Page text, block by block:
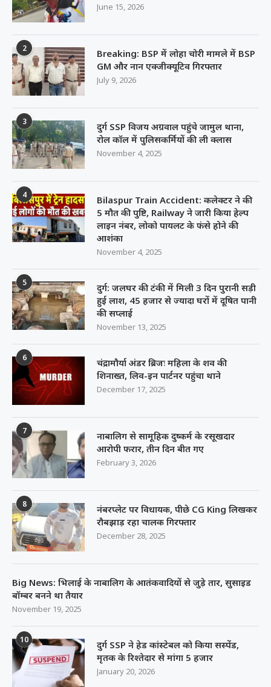
June 15, 2026
2
Breaking: BSP में लोहा चोरी मामले में BSP
GM और नान एक्जीक्यूटिव गिरफ्तार
July 9, 2026
3
दुर्ग SSP विजय अग्रवाल पहुंचे जामुल थाना,
रोल कॉल में पुलिसकर्मियों की ली क्लास
November 4, 2025
4
Bilaspur Train Accident: कलेक्टर ने की
5 मौत की पुष्टि, Railway ने जारी किया हेल्प
लाइन नंबर, लोको पायलट के फंसे होने की
आशंका
November 4, 2025
5
दुर्ग: जलघर की टंकी में मिली 3 दिन पुरानी सड़ी
हुई लाश, 45 हजार से ज्यादा घरों में दूषित पानी
की सप्लाई
November 13, 2025
6
चंद्रामौर्या अंडर ब्रिजः महिला के शव की
शिनाख्त, लिव-इन पार्टनर पहुंचा थाने
December 17, 2025
7
नाबालिग से सामूहिक दुष्कर्म के रसूखदार
आरोपी फरार, तीन दिन बीत गए
February 3, 2026
8
नंबरप्लेट पर विधायक, पीछे CG King लिखकर
रौबझाड़ रहा चालक गिरफ्तार
December 28, 2025
Big News: भिलाई के नाबालिग के आतंकवादियों से जुड़े तार, सुसाइड
बॉम्बर बनने था तैयार
November 19, 2025
10
दुर्ग SSP ने हेड कांस्टेबल को किया सस्पेंड,
मृतक के रिश्तेदार से मांगा 5 हजार
January 20, 2026